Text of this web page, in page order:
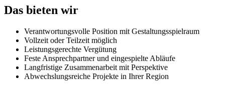
Das bieten wir
Verantwortungsvolle Position mit Gestaltungsspielraum
Vollzeit oder Teilzeit möglich
Leistungsgerechte Vergütung
Feste Ansprechpartner und eingespielte Abläufe
Langfristige Zusammenarbeit mit Perspektive
Abwechslungsreiche Projekte in Ihrer Region